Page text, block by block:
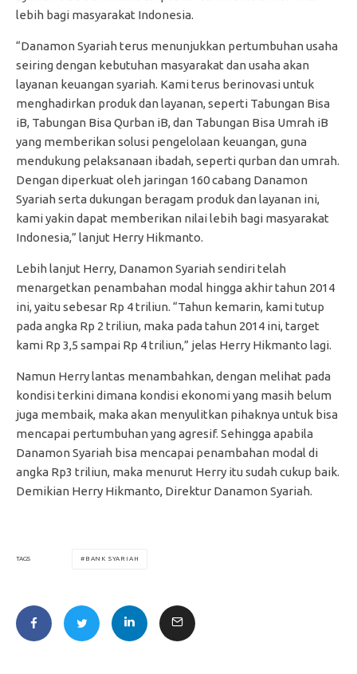
lebih bagi masyarakat Indonesia.
“Danamon Syariah terus menunjukkan pertumbuhan usaha
seiring dengan kebutuhan masyarakat dan usaha akan
layanan keuangan syariah. Kami terus berinovasi untuk
menghadirkan produk dan layanan, seperti Tabungan Bisa
iB, Tabungan Bisa Qurban iB, dan Tabungan Bisa Umrah iB
yang memberikan solusi pengelolaan keuangan, guna
mendukung pelaksanaan ibadah, seperti qurban dan umrah.
Dengan diperkuat oleh jaringan 160 cabang Danamon
Syariah serta dukungan beragam produk dan layanan ini,
kami yakin dapat memberikan nilai lebih bagi masyarakat
Indonesia,” lanjut Herry Hikmanto.
Lebih lanjut Herry, Danamon Syariah sendiri telah
menargetkan penambahan modal hingga akhir tahun 2014
ini, yaitu sebesar Rp 4 triliun. “Tahun kemarin, kami tutup
pada angka Rp 2 triliun, maka pada tahun 2014 ini, target
kami Rp 3,5 sampai Rp 4 triliun,” jelas Herry Hikmanto lagi.
Namun Herry lantas menambahkan, dengan melihat pada
kondisi terkini dimana kondisi ekonomi yang masih belum
juga membaik, maka akan menyulitkan pihaknya untuk bisa
mencapai pertumbuhan yang agresif. Sehingga apabila
Danamon Syariah bisa mencapai penambahan modal di
angka Rp3 triliun, maka menurut Herry itu sudah cukup baik.
Demikian Herry Hikmanto, Direktur Danamon Syariah.
TAGS BANK SYARIAH